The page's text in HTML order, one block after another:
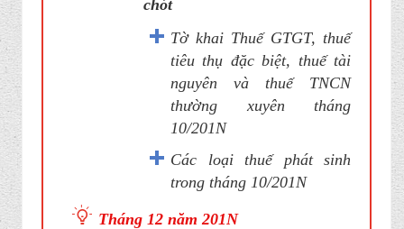
chót
Tờ khai Thuế GTGT, thuế
tiêu thụ đặc biệt, thuế tài
nguyên và thuế TNCN
thường xuyên tháng
10/201N
Các loại thuế phát sinh
trong tháng 10/201N
Tháng 12 năm 201N